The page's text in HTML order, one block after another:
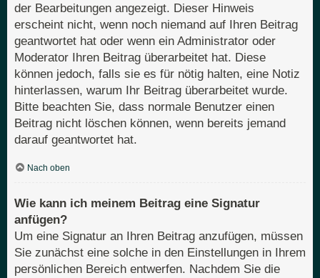
der Bearbeitungen angezeigt. Dieser Hinweis
erscheint nicht, wenn noch niemand auf Ihren Beitrag
geantwortet hat oder wenn ein Administrator oder
Moderator Ihren Beitrag überarbeitet hat. Diese
können jedoch, falls sie es für nötig halten, eine Notiz
hinterlassen, warum Ihr Beitrag überarbeitet wurde.
Bitte beachten Sie, dass normale Benutzer einen
Beitrag nicht löschen können, wenn bereits jemand
darauf geantwortet hat.
Nach oben
Wie kann ich meinem Beitrag eine Signatur
anfügen?
Um eine Signatur an Ihren Beitrag anzufügen, müssen
Sie zunächst eine solche in den Einstellungen in Ihrem
persönlichen Bereich entwerfen. Nachdem Sie die